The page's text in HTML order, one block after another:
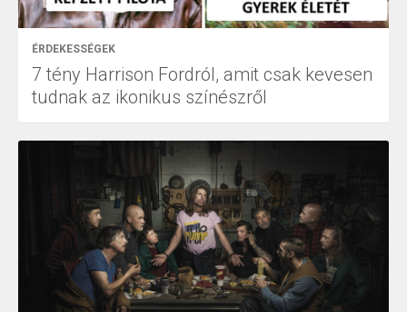
ÉRDEKESSÉGEK
7 tény Harrison Fordról, amit csak kevesen
tudnak az ikonikus színészről